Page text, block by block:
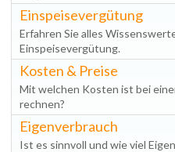
Einspeisevergütung
Erfahren Sie alles
Einspeisevergütung.
Kosten & Preise
Mit welchen Kosten ist bei
rechnen?
Eigenverbrauch
Ist es sinnvoll und wie viel